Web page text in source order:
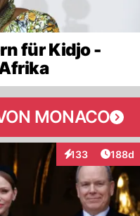
für Kidjo -
MONACO
133
Interaktionen188d